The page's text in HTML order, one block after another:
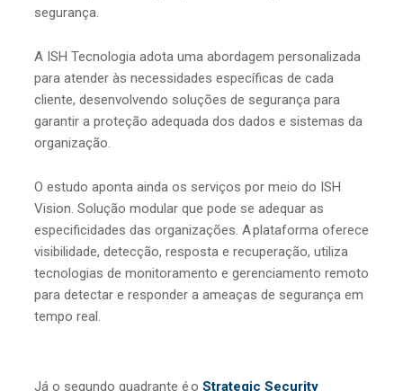
segurança.
A ISH Tecnologia adota uma abordagem personalizada
para atender às necessidades específicas de cada
cliente, desenvolvendo soluções de segurança para
garantir a proteção adequada dos dados e sistemas da
organização.
O estudo aponta ainda os serviços por meio do ISH
Vision. Solução modular que pode se adequar as
especificidades das organizações. A plataforma oferece
visibilidade, detecção, resposta e recuperação, utiliza
tecnologias de monitoramento e gerenciamento remoto
para detectar e responder a ameaças de segurança em
tempo real.
Já o segundo quadrante é o Strategic Security